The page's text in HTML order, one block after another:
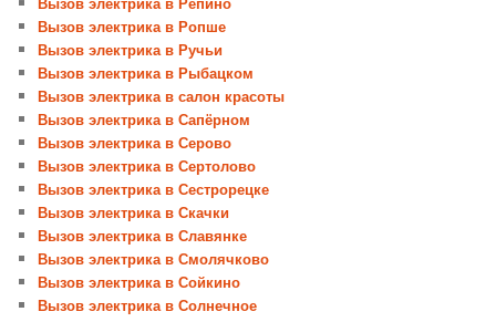
Вызов электрика в Ропше
Вызов электрика в Ручьи
Вызов электрика в Рыбацком
Вызов электрика в салон красоты
Вызов электрика в Сапёрном
Вызов электрика в Серово
Вызов электрика в Сертолово
Вызов электрика в Сестрорецке
Вызов электрика в Скачки
Вызов электрика в Славянке
Вызов электрика в Смолячково
Вызов электрика в Сойкино
Вызов электрика в Солнечное